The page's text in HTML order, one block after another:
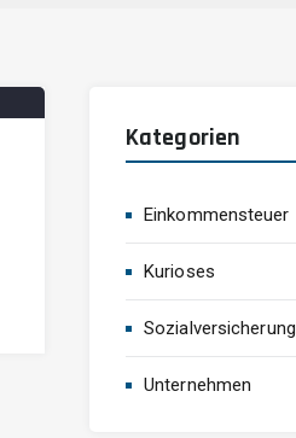
Kategorien
Einkommensteuer
Kurioses
Sozialversicherung
Unternehmen